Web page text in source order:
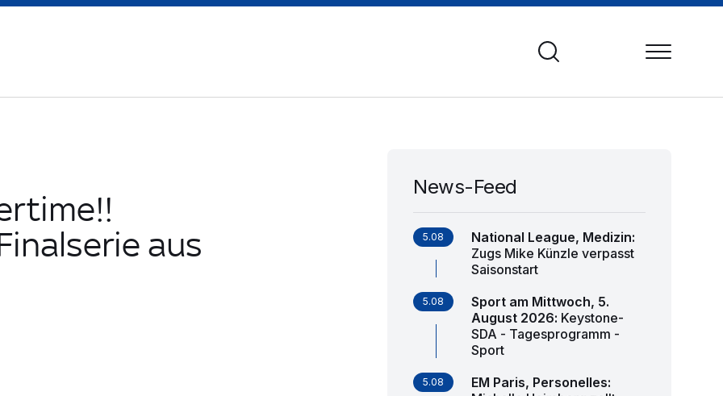
aus
News-Feed
5.08 National League, Medizin:
Zugs Mike Künzle verpasst
Saisonstart
5.08
Sport am Mittwoch, 5.
August 2026: Keystone-
SDA - Tagesprogramm -
Sport
5.08 EM Paris, Personelles: